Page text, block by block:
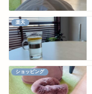
楽天
ショッピング